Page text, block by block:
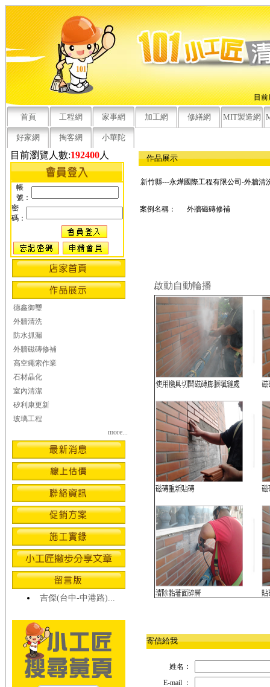
目前
首頁 工程網 家事網 加工網 修繕網 MIT製造網
好家網 掏客網 小華陀
目前瀏覽人數:192400人
帳
號：
密
碼：
德鑫御璽
外牆清洗
防水抓漏
外牆磁磚修補
高空繩索作業
石材晶化
室內清潔
矽利康更新
玻璃工程
more...
吉傑(台中-中港路)...
作品展示
新竹縣---永燁國際工程有限公司-外牆清
案例名稱： 外牆磁磚修補
啟動自動輪播
寄信給我
姓名：
E-mail ：